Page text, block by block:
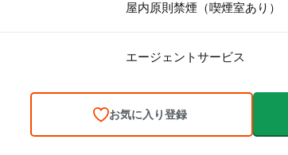
屋内原則禁煙（喫煙室あり）
エージェントサービス
お気に入り登録